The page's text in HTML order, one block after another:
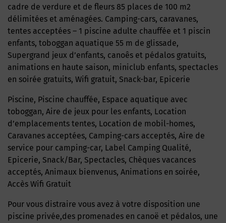
cadre de verdure et de fleurs 85 places de 100 m2
délimitées et aménagées. Camping-cars, caravanes,
tentes acceptées – 1 piscine adulte chauffée et 1 piscin
enfants, toboggan aquatique 55 m de glissade,
Supergrand jeux d’enfants, canoês et pédalos gratuits,
animations en haute saison, miniclub enfants, spectacles
en soirée gratuits, Wifi gratuit, Snack-bar, Epicerie
Piscine, Piscine chauffée, Espace aquatique avec
toboggan, Aire de jeux pour les enfants, Location
d’emplacements tentes, Location de mobil-homes,
Caravanes acceptées, Camping-cars acceptés, Aire de
service pour camping-car, Label Camping Qualité,
Epicerie, Snack/Bar, Spectacles, Chèques vacances
acceptés, Animaux bienvenus, Animations en soirée,
Accès Wifi Gratuit
Pour vous distraire vous avez à votre disposition une
piscine privée,des promenades en canoë et pédalos, une